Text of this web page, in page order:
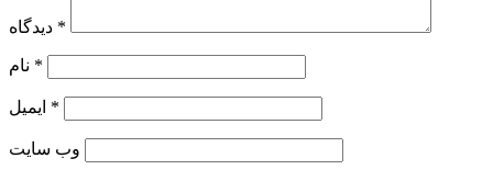
*
*
*
وب‌ سایت